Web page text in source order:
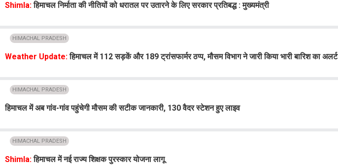
Shimla:हिमाचल निर्माता की नीतियों को धरातल पर उतारने के लिए सरकार प्रतिबद्ध : मुख्यमंत्री
HIMACHAL PRADESH
Weather Update:हिमाचल में 112 सड़कें और 189 ट्रांसफार्मर ठप्प, मौसम विभाग ने जारी किया भारी बारिश का अलर्ट
HIMACHAL PRADESH
हिमाचल में अब गांव-गांव पहुंचेगी मौसम की सटीक जानकारी, 130 वैदर स्टेशन हुए लाइव
HIMACHAL PRADESH
Shimla:हिमाचल में नई राज्य शिक्षक पुरस्कार योजना लागू